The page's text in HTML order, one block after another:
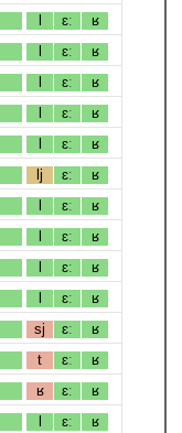
l ɛː ʁ
l ɛː ʁ
l ɛː ʁ
l ɛː ʁ
l ɛː ʁ
lj ɛː ʁ
l ɛː ʁ
l ɛː ʁ
l ɛː ʁ
l ɛː ʁ
sj ɛː ʁ
t ɛː ʁ
ʁ ɛː ʁ
l ɛː ʁ